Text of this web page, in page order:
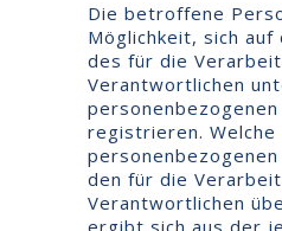
Die betroffene
Möglichkeit, sich
des für die
Verantwortlichen
registrieren. Welche
den für die
Verantwortlichen
ergibt sich aus der